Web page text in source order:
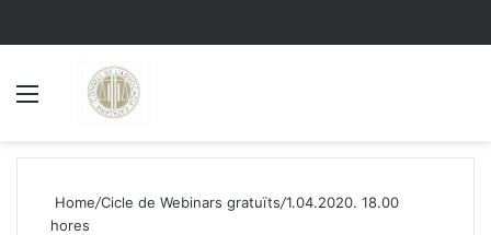
Home/Cicle de Webinars gratuïts/1.04.2020. 18.00
hores